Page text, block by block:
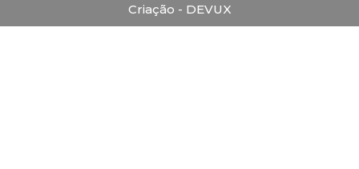
Criação - DEVUX